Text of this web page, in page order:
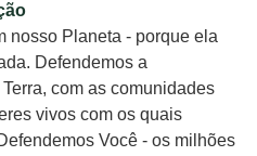
nosso Planeta - porque ela
Defendemos a
com as comunidades
vivos com os quais
Você - os milhões